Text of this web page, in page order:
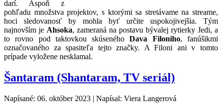
darí. Aspoň z
pohľadu množstva projektov, s ktorými sa stretávame na streame,
hoci sledovanosť by mohla byť určite uspokojivejšia. Tým
najnovším je Ahsoka, zameraná na postavu bývalej rytierky Jedi, a
to rovno pod taktovkou skúsenéhoDava Filoniho, fanúšikmi
označovaného za spasiteľa tejto značky. A Filoni ani v tomto
prípade vyložene nesklamal.
Šantaram (Shantaram, TV seriál)
Napísané: 06. október 2023 | Napísal: Viera Langerová